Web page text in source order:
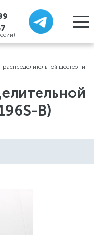
распределительной шестерни
B)